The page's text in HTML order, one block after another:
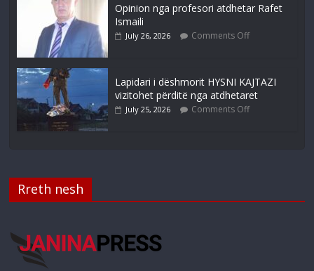
Opinion nga profesori atdhetar Rafet
Ismaili
July 26, 2026 Comments Off
Lapidari i dëshmorit HYSNI KAJTAZI
vizitohet përditë nga atdhetaret
July 25, 2026 Comments Off
Rreth nesh